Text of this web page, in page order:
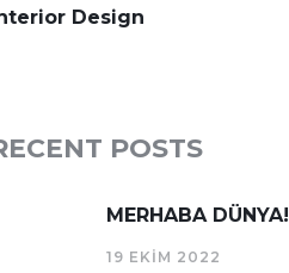
Design
POSTS
MERHABA DÜNYA!
19 EKIM 2022